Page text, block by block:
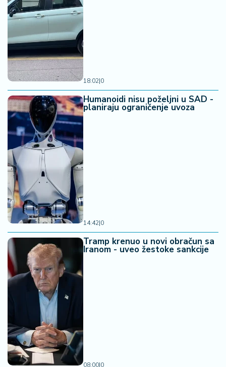
18:02|0
Humanoidi nisu poželjni u SAD -
planiraju ograničenje uvoza
14:42|0
Tramp krenuo u novi obračun sa
Iranom - uveo žestoke sankcije
08:00|0